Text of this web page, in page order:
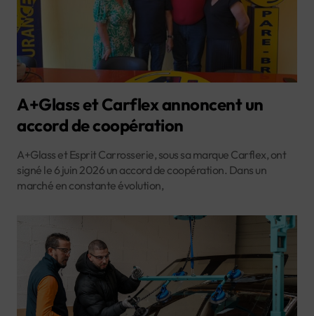
A+Glass et Carflex annoncent un
accord de coopération
A+Glass et Esprit Carrosserie, sous sa marque Carflex, ont
signé le 6 juin 2026 un accord de coopération. Dans un
marché en constante évolution,